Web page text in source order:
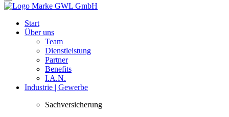
Start
Über uns
Team
Dienstleistung
Partner
Benefits
I.A.N.
Industrie | Gewerbe
Sachversicherung